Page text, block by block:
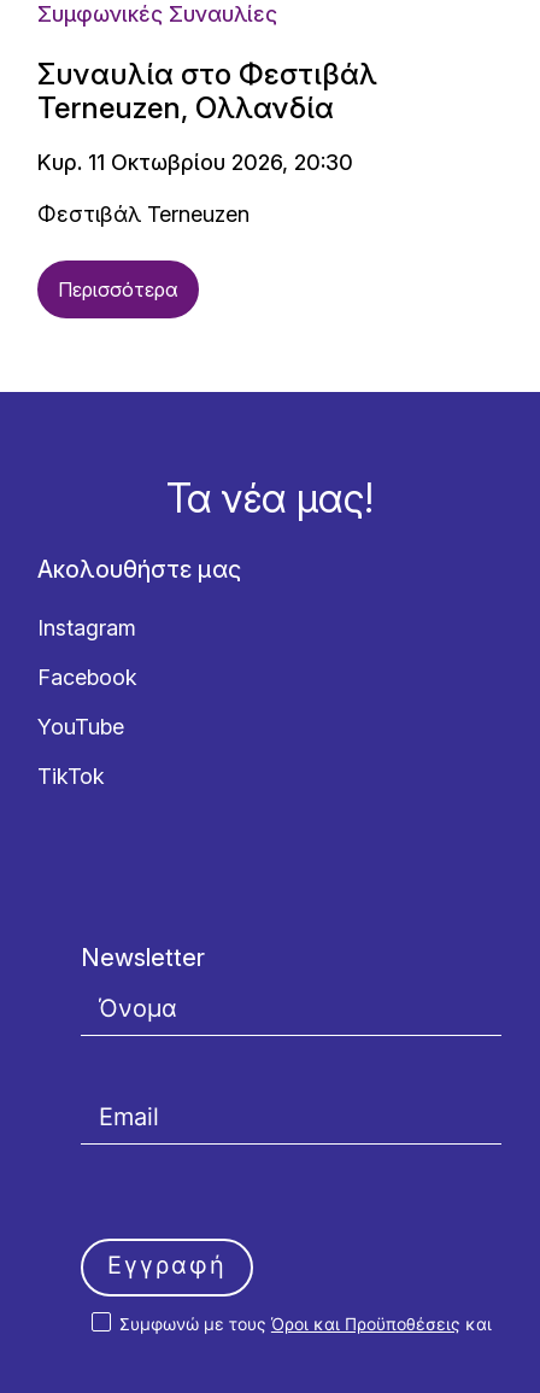
Συμφωνικές Συναυλίες
Συναυλία στο Φεστιβάλ
Terneuzen, Ολλανδία
Κυρ. 11 Οκτωβρίου 2026, 20:30
Φεστιβάλ Terneuzen
Περισσότερα
Τα νέα μας!
Ακολουθήστε μας
Instagram
Facebook
YouTube
TikTok
Newsletter
Συμφωνώ με τους Όροι και Προϋποθέσεις και
Εγγραφή